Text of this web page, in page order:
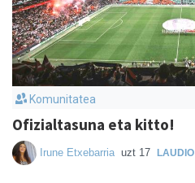
Komunitatea
Ofizialtasuna eta kitto!
Irune Etxebarria uzt 17 LAUDIO